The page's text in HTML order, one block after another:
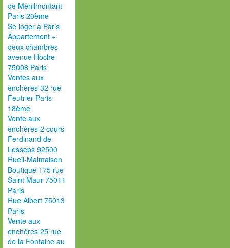
de Ménilmontant
Paris 20ème
Se loger à Paris
Appartement +
deux chambres
avenue Hoche
75008 Paris
Ventes aux
enchères 32 rue
Feutrier Paris
18ème
Vente aux
enchères 2 cours
Ferdinand de
Lesseps 92500
Rueil-Malmaison
Boutique 175 rue
Saint Maur 75011
Paris
Rue Albert 75013
Paris
Vente aux
enchères 25 rue
de la Fontaine au